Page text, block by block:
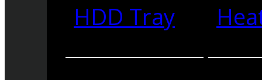
HDD Tray